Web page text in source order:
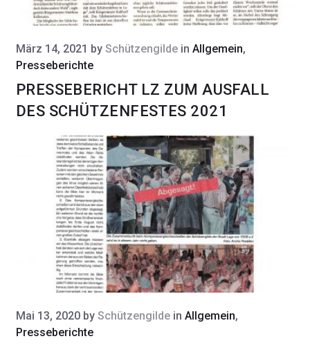
März 14, 2021 by Schützengilde in Allgemein,
Presseberichte
PRESSEBERICHT LZ ZUM AUSFALL
DES SCHÜTZENFESTES 2021
Mai 13, 2020 by Schützengilde in Allgemein,
Presseberichte